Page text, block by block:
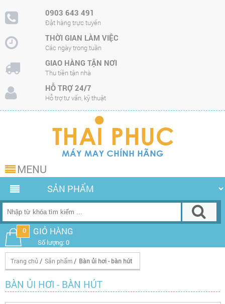
0903 643 491
Đặt hàng trực tuyến
THỜI GIAN LÀM VIỆC
Các ngày trong tuần
GIAO HÀNG TẬN NƠI
Thu tiền tận nhà
HỖ TRỢ 24/7
Hỗ trợ tư vấn, kỹ thuật
MENU
0 GIỎ HÀNG
Số lượng: 0
Trang chủ / Sản phẩm / Bàn ủi hơi - bàn hút
BÀN ỦI HƠI - BÀN HÚT